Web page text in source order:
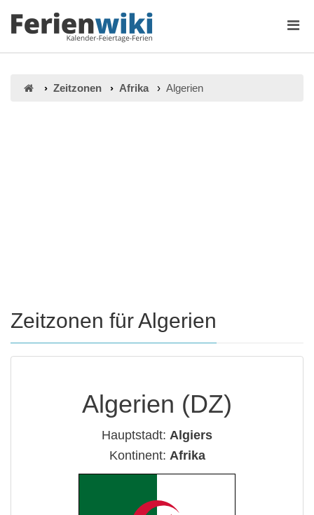
Zeitzonen Afrika Algerien
Zeitzonen für Algerien
Algerien (DZ)
Hauptstadt: Algiers
Kontinent: Afrika